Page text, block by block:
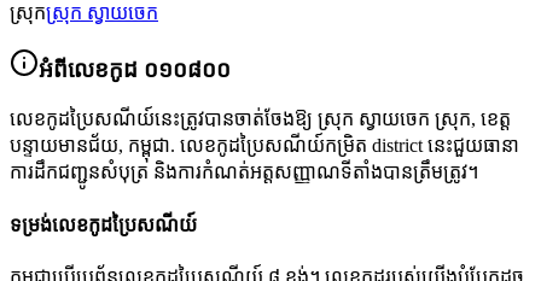
ស្រុកស្រុក ស្វាយចេក
អំពីលេខកូដ ០១០៨០០
លេខកូដប្រៃសណីយ៍នេះត្រូវបានចាត់ចែងឱ្យ ស្រុក ស្វាយចេក ស្រុក, ខេត្ត
បន្ទាយមានជ័យ, កម្ពុជា. លេខកូដប្រៃសណីយ៍កម្រិត district នេះជួយធានា
ការដឹកជញ្ជូនសំបុត្រ និងការកំណត់អត្តសញ្ញាណទីតាំងបានត្រឹមត្រូវ។
ទម្រង់លេខកូដប្រៃសណីយ៍
កម្ពុជាប្រើប្រព័ន្ធលេខកូដប្រៃសណីយ៍ ៨ ខ្ទង់។ លេខកូដរបស់យើងបំបែកដូច